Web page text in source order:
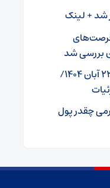
بررسی شد
قیمت دلار امروز پنج شنبه ۲۲ آبان ۱۴۰۴/
چقدر پول